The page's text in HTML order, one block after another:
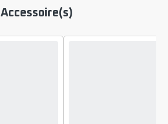
Accessoire(s)